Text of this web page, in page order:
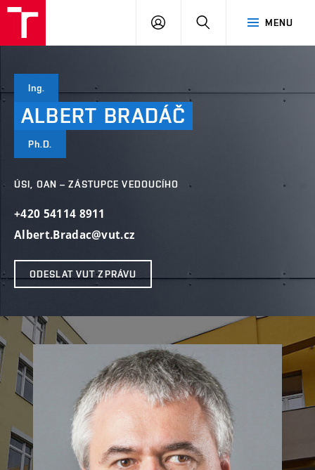
MENU
PŘIHLÁSIT
Ing.
ALBERT BRADÁČ
Ph.D.
ÚSI, OAN – ZÁSTUPCE VEDOUCÍHO
+420 54114 8911
Albert.Bradac@vut.cz
ODESLAT VUT ZPRÁVU